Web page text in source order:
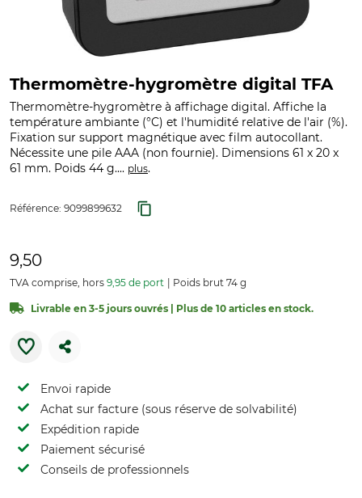
Thermomètre-hygromètre digital TFA
Thermomètre-hygromètre à affichage digital. Affiche la
température ambiante (°C) et l'humidité relative de l'air (%).
Fixation sur support magnétique avec film autocollant.
Nécessite une pile AAA (non fournie). Dimensions 61 x 20 x
61 mm. Poids 44 g.... plus.
Référence: 9099899632
9,50
TVA comprise, hors 9,95 de port Poids brut 74 g
Livrable en 3-5 jours ouvrés | Plus de 10 articles en stock.
Envoi rapide
Achat sur facture (sous réserve de solvabilité)
Expédition rapide
Paiement sécurisé
Conseils de professionnels